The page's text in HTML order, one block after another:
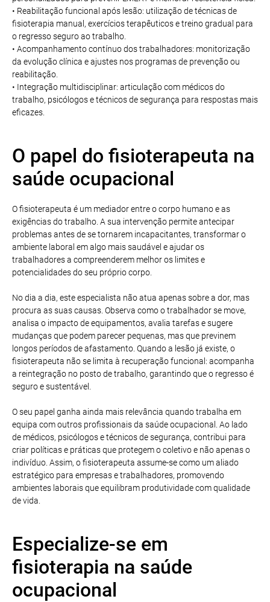
• Reabilitação funcional após lesão: utilização de técnicas de
fisioterapia manual, exercícios terapêuticos e treino gradual para
o regresso seguro ao trabalho.
• Acompanhamento contínuo dos trabalhadores: monitorização
da evolução clínica e ajustes nos programas de prevenção ou
reabilitação.
• Integração multidisciplinar: articulação com médicos do
trabalho, psicólogos e técnicos de segurança para respostas mais
eficazes.
O papel do fisioterapeuta na
saúde ocupacional
O fisioterapeuta é um mediador entre o corpo humano e as
exigências do trabalho. A sua intervenção permite antecipar
problemas antes de se tornarem incapacitantes, transformar o
ambiente laboral em algo mais saudável e ajudar os
trabalhadores a compreenderem melhor os limites e
potencialidades do seu próprio corpo.
No dia a dia, este especialista não atua apenas sobre a dor, mas
procura as suas causas. Observa como o trabalhador se move,
analisa o impacto de equipamentos, avalia tarefas e sugere
mudanças que podem parecer pequenas, mas que previnem
longos períodos de afastamento. Quando a lesão já existe, o
fisioterapeuta não se limita à recuperação funcional: acompanha
a reintegração no posto de trabalho, garantindo que o regresso é
seguro e sustentável.
O seu papel ganha ainda mais relevância quando trabalha em
equipa com outros profissionais da saúde ocupacional. Ao lado
de médicos, psicólogos e técnicos de segurança, contribui para
criar políticas e práticas que protegem o coletivo e não apenas o
indivíduo. Assim, o fisioterapeuta assume-se como um aliado
estratégico para empresas e trabalhadores, promovendo
ambientes laborais que equilibram produtividade com qualidade
de vida.
Especialize-se em
fisioterapia na saúde
ocupacional